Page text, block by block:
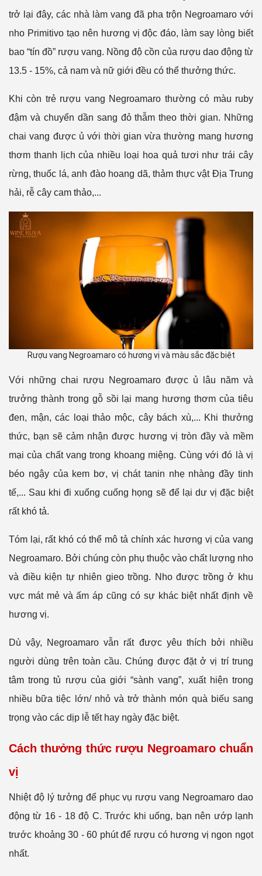
trở lại đây, các nhà làm vang đã pha trộn Negroamaro với
nho Primitivo tạo nên hương vị độc đáo, làm say lòng biết
bao “tín đồ” rượu vang. Nồng độ cồn của rượu dao động từ
13.5 - 15%, cả nam và nữ giới đều có thể thưởng thức.
Khi còn trẻ rượu vang Negroamaro thường có màu ruby
đậm và chuyển dần sang đỏ thẫm theo thời gian. Những
chai vang được ủ với thời gian vừa thường mang hương
thơm thanh lịch của nhiều loại hoa quả tươi như trái cây
rừng, thuốc lá, anh đào hoang dã, thảm thực vật Địa Trung
hải, rễ cây cam thảo,...
Rượu vang Negroamaro có hương vị và màu sắc đặc biệt
Với những chai rượu Negroamaro được ủ lâu năm và
trưởng thành trong gỗ sồi lại mang hương thơm của tiêu
đen, mận, các loại thảo mộc, cây bách xù,... Khi thưởng
thức, bạn sẽ cảm nhận được hương vị tròn đầy và mềm
mại của chất vang trong khoang miệng. Cùng với đó là vị
béo ngậy của kem bơ, vị chát tanin nhẹ nhàng đầy tinh
tế,... Sau khi đi xuống cuống họng sẽ để lại dư vị đặc biệt
rất khó tả.
Tóm lại, rất khó có thể mô tả chính xác hương vị của vang
Negroamaro. Bởi chúng còn phụ thuộc vào chất lượng nho
và điều kiện tự nhiên gieo trồng. Nho được trồng ở khu
vực mát mẻ và ấm áp cũng có sự khác biệt nhất định về
hương vị.
Dù vậy, Negroamaro vẫn rất được yêu thích bởi nhiều
người dùng trên toàn cầu. Chúng được đặt ở vị trí trung
tâm trong tủ rượu của giới “sành vang”, xuất hiện trong
nhiều bữa tiệc lớn/ nhỏ và trở thành món quà biếu sang
trọng vào các dịp lễ tết hay ngày đặc biệt.
Cách thưởng thức rượu Negroamaro chuẩn
vị
Nhiệt độ lý tưởng để phục vụ rượu vang Negroamaro dao
động từ 16 - 18 độ C. Trước khi uống, bạn nên ướp lạnh
trước khoảng 30 - 60 phút để rượu có hương vị ngon ngọt
nhất.